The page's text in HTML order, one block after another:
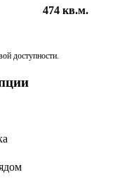
474 кв.м.
доступности.